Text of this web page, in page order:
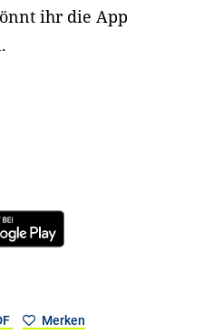
ihr die App
Merken